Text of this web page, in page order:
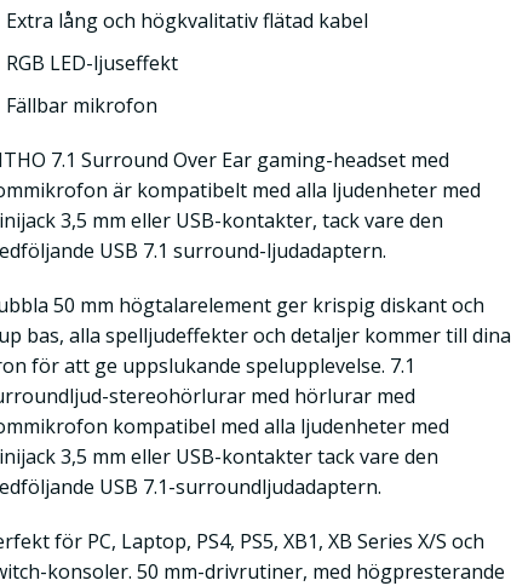
Extra lång och högkvalitativ flätad kabel
RGB LED-ljuseffekt
Fällbar mikrofon
7.1 Surround Over Ear gaming-headset med
är kompatibelt med alla ljudenheter med
3,5 mm eller USB-kontakter, tack vare den
USB 7.1 surround-ljudadaptern.
50 mm högtalarelement ger krispig diskant och
bas, alla spelljudeffekter och detaljer kommer till dina
för att ge uppslukande spelupplevelse. 7.1
stereohörlurar med hörlurar med
kompatibel med alla ljudenheter med
3,5 mm eller USB-kontakter tack vare den
USB 7.1-surroundljudadaptern.
för PC, Laptop, PS4, PS5, XB1, XB Series X/S och
konsoler. 50 mm-drivrutiner, med högpresterande